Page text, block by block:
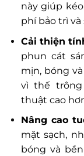
này giúp
phí bảo trì
Cải thiện
phun cát
mịn, bóng
vì thế
thuật cao
Nâng cao
mặt sạch,
bóng và